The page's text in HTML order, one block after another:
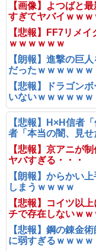
【画像】よつばと
すぎてヤバイｗｗｗ
【悲報】FF7リメ
ｗｗｗｗｗｗ
【朗報】進撃の巨
だったｗｗｗｗｗｗ
【悲報】ドラゴン
いないｗｗｗｗｗｗ
【悲報】H×H信者
者「本当の闇、見
【悲報】京アニが
ヤバすぎる・・・
【朗報】からかい
しまうｗｗｗｗ
【悲報】コイツ以
チで存在しないｗｗ
【悲報】鋼の錬金
に弱すぎるｗｗｗｗ